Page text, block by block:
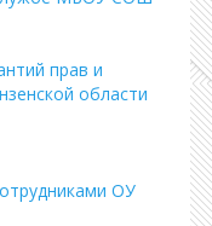
прав и
области
ОУ